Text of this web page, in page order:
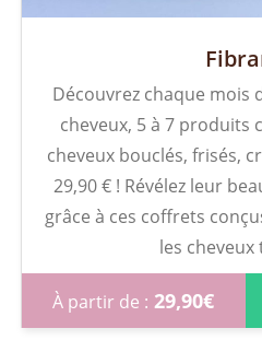
Découvrez chaque mois
cheveux, 5 à 7 produits
cheveux bouclés, frisés,
29,90 € ! Révélez leur
grâce à ces coffrets
les cheveux
29,90€